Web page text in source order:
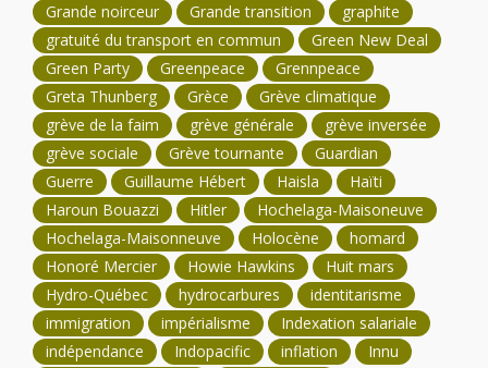
Grande noirceur
Grande transition
graphite
gratuité du transport en commun
Green New Deal
Green Party
Greenpeace
Grennpeace
Greta Thunberg
Grèce
Grève climatique
grève de la faim
grève générale
grève inversée
grève sociale
Grève tournante
Guardian
Guerre
Guillaume Hébert Haisla
Haïti
Haroun Bouazzi
Hitler
Hochelaga-Maisoneuve
Hochelaga-Maisonneuve
Holocène
homard
Honoré Mercier
Howie Hawkins
Huit mars
Hydro-Québec
hydrocarbures
identitarisme
immigration
impérialisme
Indexation salariale
indépendance
Indopacific inflation
Innu